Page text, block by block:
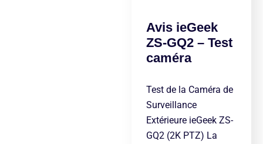
Avis ieGeek
ZS-GQ2 – Test
caméra
Test de la Caméra de
Surveillance
Extérieure ieGeek ZS-
GQ2 (2K PTZ) La